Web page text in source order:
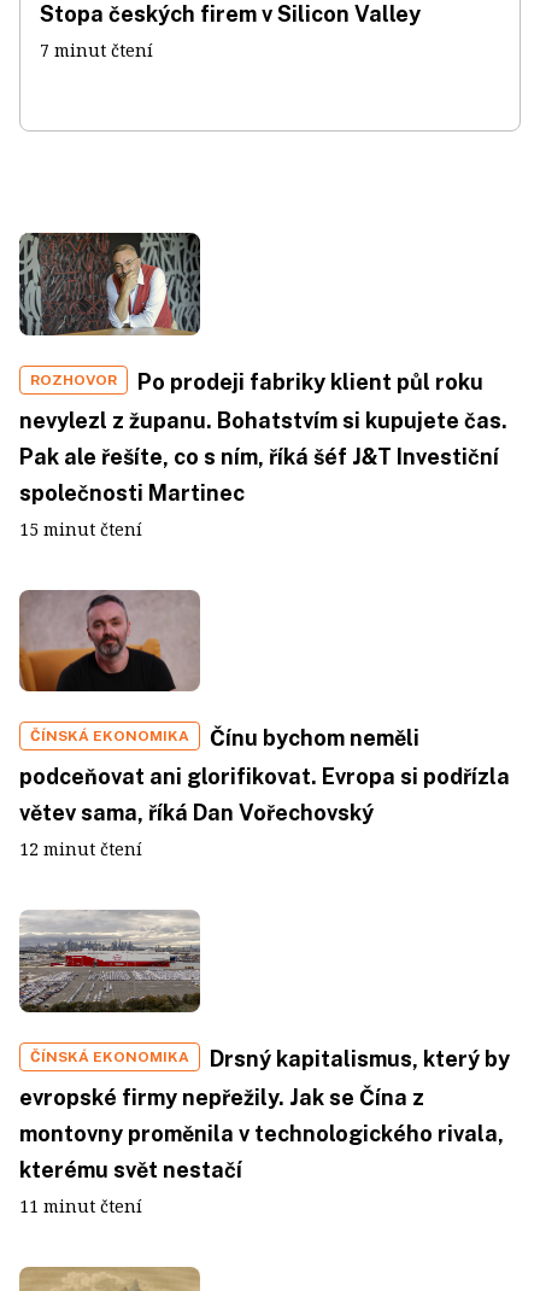
Stopa českých firem v Silicon Valley
7 minut čtení
ROZHOVOR
Po prodeji fabriky klient půl roku
nevylezl z županu. Bohatstvím si kupujete čas.
Pak ale řešíte, co s ním, říká šéf J&T Investiční
společnosti Martinec
15 minut čtení
ČÍNSKÁ EKONOMIKA
Čínu bychom neměli
podceňovat ani glorifikovat. Evropa si podřízla
větev sama, říká Dan Vořechovský
12 minut čtení
ČÍNSKÁ EKONOMIKA
Drsný kapitalismus, který by
evropské firmy nepřežily. Jak se Čína z
montovny proměnila v technologického rivala,
kterému svět nestačí
11 minut čtení